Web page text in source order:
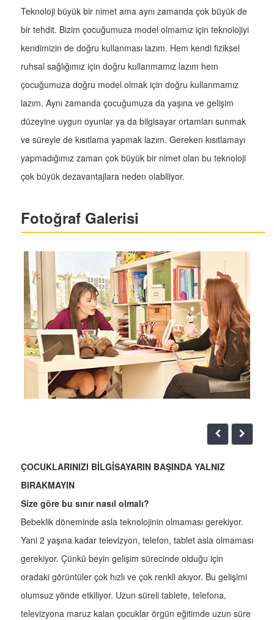
Teknoloji büyük bir nimet ama aynı zamanda çok büyük de
bir tehdit. Bizim çocuğumuza model olmamız için teknolojiyi
kendimizin de doğru kullanması lazım. Hem kendi fiziksel
ruhsal sağlığımız için doğru kullanmamız lazım hem
çocuğumuza doğru model olmak için doğru kullanmamız
lazım. Aynı zamanda çocuğumuza da yaşına ve gelişim
düzeyine uygun oyunlar ya da bilgisayar ortamları sunmak
ve süreyle de kısıtlama yapmak lazım. Gereken kısıtlamayı
yapmadığımız zaman çok büyük bir nimet olan bu teknoloji
çok büyük dezavantajlara neden olabiliyor.
Fotoğraf Galerisi
ÇOCUKLARINIZI BİLGİSAYARIN BAŞINDA YALNIZ
BIRAKMAYIN
Size göre bu sınır nasıl olmalı?
Bebeklik döneminde asla teknolojinin olmaması gerekiyor.
Yani 2 yaşına kadar televizyon, telefon, tablet asla olmaması
gerekiyor. Çünkü beyin gelişim sürecinde olduğu için
oradaki görüntüler çok hızlı ve çok renkli akıyor. Bu gelişimi
olumsuz yönde etkiliyor. Uzun süreli tablete, telefona,
televizyona maruz kalan çocuklar örgün eğitimde uzun süre